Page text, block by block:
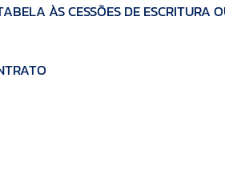
ÀS CESSÕES DE ESCRITURA